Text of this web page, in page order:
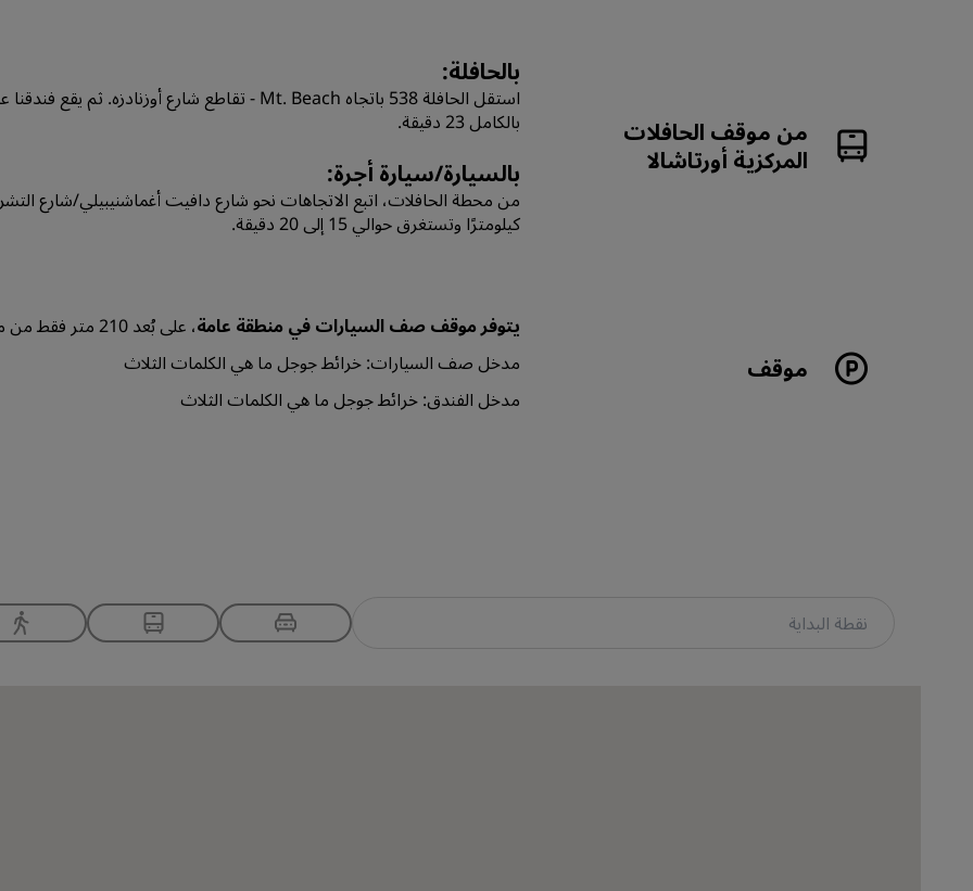
من موقف الحافلات
المركزية أورتاشالا
بالحافلة:
بالكامل 23 دقيقة.
بالسيارة/سيارة أجرة:
كيلومترًا وتستغرق حوالي 15 إلى 20 دقيقة.
موقف
يتوفر موقف صف السيارات في منطقة عامة، على بُعد 210 متر فقط من مدخل الفندق - حوالي 3 دقائق سيرًا على الأقدام.
مدخل صف السيارات: خرائط جوجل ما هي الكلمات الثلاث
مدخل الفندق: خرائط جوجل ما هي الكلمات الثلاث